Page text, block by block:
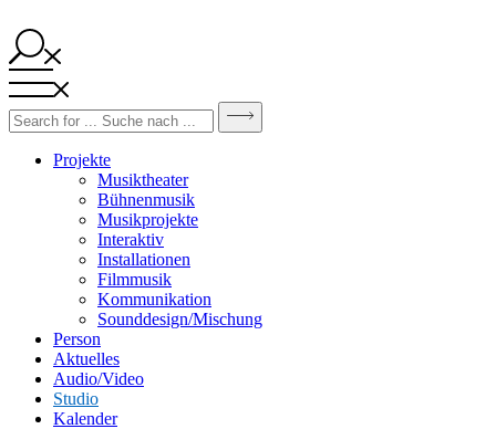
Projekte
Musiktheater
Bühnenmusik
Musikprojekte
Interaktiv
Installationen
Filmmusik
Kommunikation
Sounddesign/Mischung
Person
Aktuelles
Audio/Video
Studio
Kalender